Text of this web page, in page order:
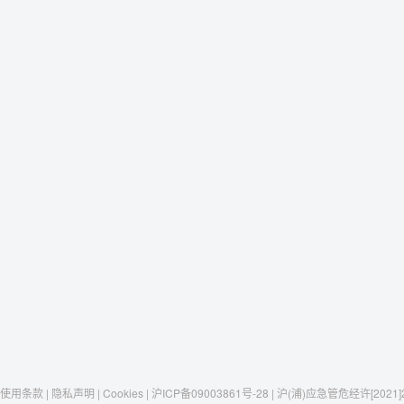
使用条款 | 隐私声明 | Cookies | 沪ICP备09003861号-28 | 沪(浦)应急管危经许